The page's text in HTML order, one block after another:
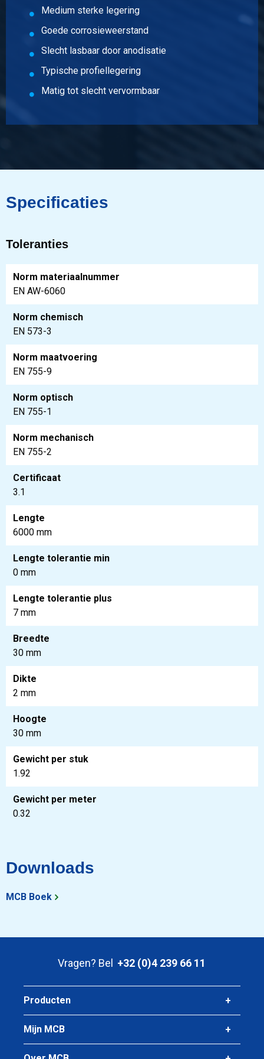
Medium sterke legering
Goede corrosieweerstand
Slecht lasbaar door anodisatie
Typische profiellegering
Matig tot slecht vervormbaar
Specificaties
Toleranties
Norm materiaalnummer
EN AW-6060
Norm chemisch
EN 573-3
Norm maatvoering
EN 755-9
Norm optisch
EN 755-1
Norm mechanisch
EN 755-2
Certificaat
3.1
Lengte
6000 mm
Lengte tolerantie min
0 mm
Lengte tolerantie plus
7 mm
Breedte
30 mm
Dikte
2 mm
Hoogte
30 mm
Gewicht per stuk
1.92
Gewicht per meter
0.32
Downloads
MCB Boek
Vragen? Bel +32 (0)4 239 66 11
Producten
Mijn MCB